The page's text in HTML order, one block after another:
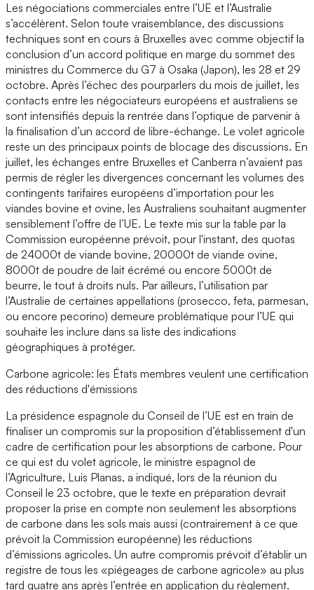
Les négociations commerciales entre l’UE et l’Australie
s’accélèrent. Selon toute vraisemblance, des discussions
techniques sont en cours à Bruxelles avec comme objectif la
conclusion d’un accord politique en marge du sommet des
ministres du Commerce du G7 à Osaka (Japon), les 28 et 29
octobre. Après l’échec des pourparlers du mois de juillet, les
contacts entre les négociateurs européens et australiens se
sont intensifiés depuis la rentrée dans l’optique de parvenir à
la finalisation d’un accord de libre-échange. Le volet agricole
reste un des principaux points de blocage des discussions. En
juillet, les échanges entre Bruxelles et Canberra n’avaient pas
permis de régler les divergences concernant les volumes des
contingents tarifaires européens d’importation pour les
viandes bovine et ovine, les Australiens souhaitant augmenter
sensiblement l’offre de l’UE. Le texte mis sur la table par la
Commission européenne prévoit, pour l'instant, des quotas
de 24000t de viande bovine, 20000t de viande ovine,
8000t de poudre de lait écrémé ou encore 5000t de
beurre, le tout à droits nuls. Par ailleurs, l’utilisation par
l’Australie de certaines appellations (prosecco, feta, parmesan,
ou encore pecorino) demeure problématique pour l’UE qui
souhaite les inclure dans sa liste des indications
géographiques à protéger.
Carbone agricole: les États membres veulent une certification
des réductions d'émissions
La présidence espagnole du Conseil de l’UE est en train de
finaliser un compromis sur la proposition d’établissement d'un
cadre de certification pour les absorptions de carbone. Pour
ce qui est du volet agricole, le ministre espagnol de
l’Agriculture, Luis Planas, a indiqué, lors de la réunion du
Conseil le 23 octobre, que le texte en préparation devrait
proposer la prise en compte non seulement les absorptions
de carbone dans les sols mais aussi (contrairement à ce que
prévoit la Commission européenne) les réductions
d’émissions agricoles. Un autre compromis prévoit d’établir un
registre de tous les «piégeages de carbone agricole» au plus
tard quatre ans après l’entrée en application du règlement.